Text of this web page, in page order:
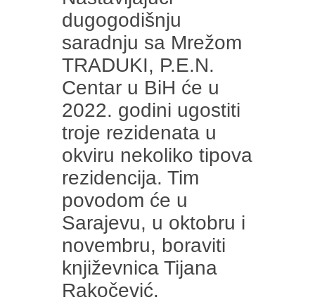
dugogodišnju
saradnju sa Mrežom
TRADUKI, P.E.N.
Centar u BiH će u
2022. godini ugostiti
troje rezidenata u
okviru nekoliko tipova
rezidencija. Tim
povodom će u
Sarajevu, u oktobru i
novembru, boraviti
književnica Tijana
Rakočević.